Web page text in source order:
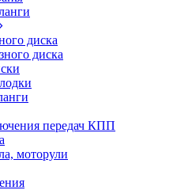
диска
диска
передач КПП
моторули